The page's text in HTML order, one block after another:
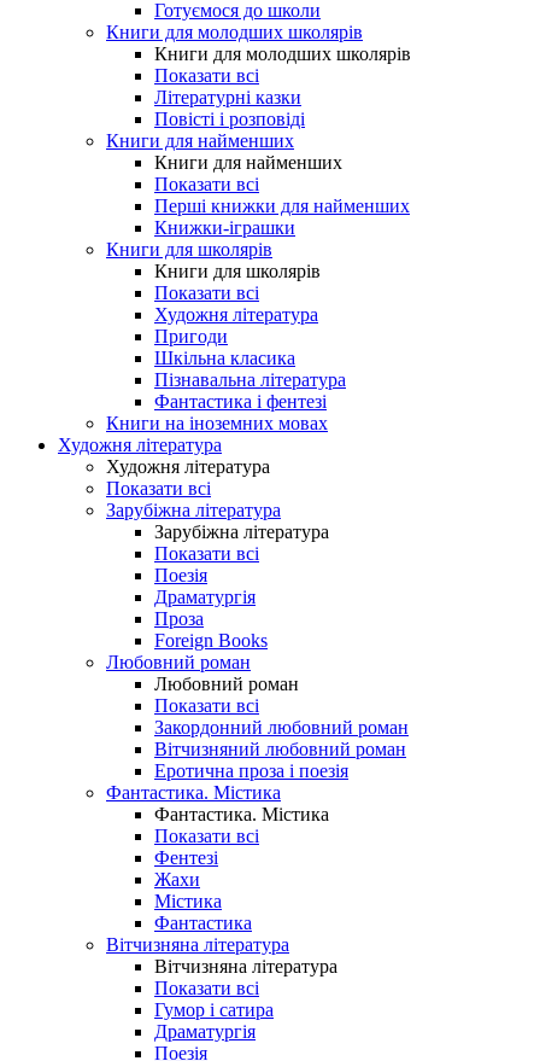
Готуємося до школи
Книги для молодших школярів
Книги для молодших школярів
Показати всі
Літературні казки
Повісті і розповіді
Книги для найменших
Книги для найменших
Показати всі
Перші книжки для найменших
Книжки-іграшки
Книги для школярів
Книги для школярів
Показати всі
Художня література
Пригоди
Шкільна класика
Пізнавальна література
Фантастика і фентезі
Книги на іноземних мовах
Художня література
Художня література
Показати всі
Зарубіжна література
Зарубіжна література
Показати всі
Поезія
Драматургія
Проза
Foreign Books
Любовний роман
Любовний роман
Показати всі
Закордонний любовний роман
Вітчизняний любовний роман
Еротична проза і поезія
Фантастика. Містика
Фантастика. Містика
Показати всі
Фентезі
Жахи
Містика
Фантастика
Вітчизняна література
Вітчизняна література
Показати всі
Гумор і сатира
Драматургія
Поезія